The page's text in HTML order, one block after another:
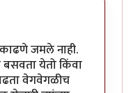
जमले नाही.
बसवता येतो किंवा
वेगवेगळीच